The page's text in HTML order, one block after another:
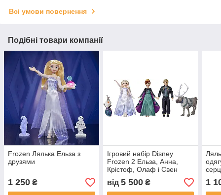
Всі умови повернення
Подібні товари компанії
Frozen Лялька Ельза з
друзями
1 250 ₴
Ігровий набір Disney
Frozen 2 Ельза, Анна,
Крістоф, Олаф і Свен
від 5 500₴ 1